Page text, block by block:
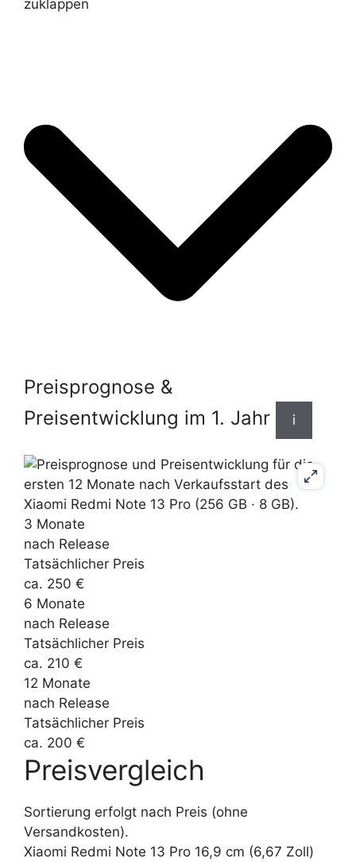
zuklappen
Preisprognose &
Preisentwicklung im 1. Jahr
i
3 Monate
nach Release
Tatsächlicher Preis
ca. 250 €
6 Monate
nach Release
Tatsächlicher Preis
ca. 210 €
12 Monate
nach Release
Tatsächlicher Preis
ca. 200 €
Preisvergleich
Sortierung erfolgt nach Preis (ohne
Versandkosten).
Xiaomi Redmi Note 13 Pro 16,9 cm (6,67 Zoll)